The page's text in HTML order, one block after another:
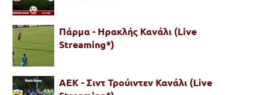
Πάρμα - Ηρακλής Κανάλι (Live
Streaming*)
ΑΕΚ - Σιντ Τρούιντεν Κανάλι (Live